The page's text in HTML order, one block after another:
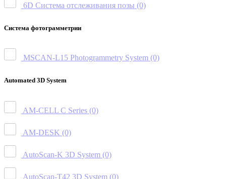
6D Система отслеживания позы (0)
Система фотограмметрии
MSCAN-L15 Photogrammetry System (0)
Automated 3D System
AM-CELL C Series (0)
AM-DESK (0)
AutoScan-K 3D System (0)
AutoScan-T42 3D System (0)